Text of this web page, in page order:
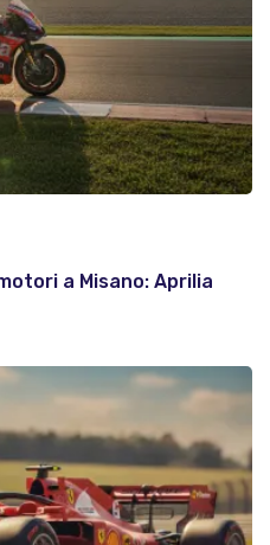
a Misano: Aprilia